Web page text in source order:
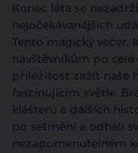
Konec léta se
nejočekávanějších
Tento magický večer,
návštěvníkům po
příležitost zažít naše
fascinujícím světle.
klášterů a dalších
po setmění a odhalí
nezapomenutelném